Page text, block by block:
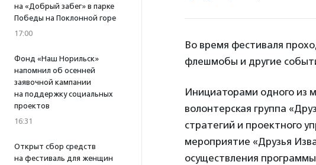
на «Добрый забег» в парке
Победы на Поклонной горе
17:00
Фонд «Наш Норильск»
напомнил об осенней
заявочной кампании
на поддержку социальных
проектов
16:31
Открыт сбор средств
на фестиваль для женщин
Во время фестиваля
флешмобы и другие
Инициаторами одного из
волонтерская группа
стратегий и проектного
мероприятие «Друзья
осуществления